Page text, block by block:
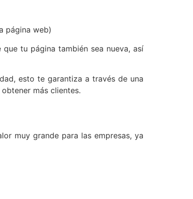
página web)
tu página también sea nueva, así
esto te garantiza a través de una
más clientes.
muy grande para las empresas, ya